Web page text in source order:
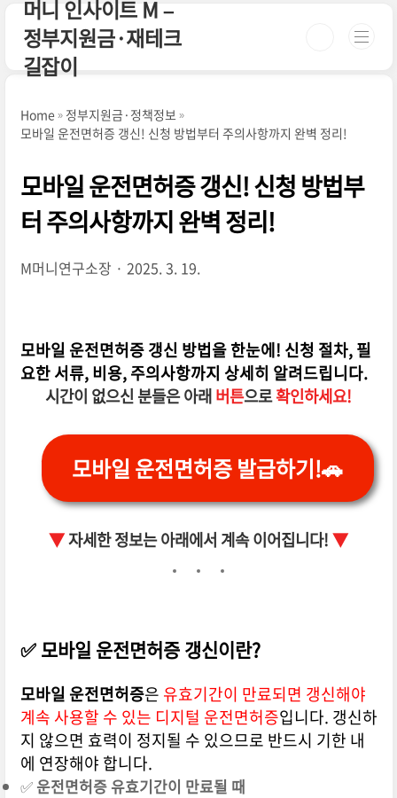
본문 바로가기
머니 인사이트 M –
정부지원금·재테크
길잡이
Home
정부지원금·정책정보
모바일 운전면허증 갱신! 신청 방법부터 주의사항까지 완벽 정리!
모바일 운전면허증 갱신! 신청 방법부
터 주의사항까지 완벽 정리!
M머니연구소장 2025. 3. 19.
모바일 운전면허증 갱신 방법을 한눈에! 신청 절차, 필
요한 서류, 비용, 주의사항까지 상세히 알려드립니다.
시간이 없으신 분들은 아래버튼으로확인하세요!
모바일 운전면허증 발급하기!🚗
▼자세한 정보는 아래에서 계속 이어집니다! ▼
✅ 모바일 운전면허증 갱신이란?
모바일 운전면허증은 유효기간이 만료되면 갱신해야
계속 사용할 수 있는 디지털 운전면허증입니다. 갱신하
지 않으면 효력이 정지될 수 있으므로 반드시 기한 내
에 연장해야 합니다.
✅ 운전면허증 유효기간이 만료될 때